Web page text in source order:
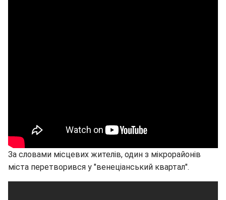
За словами місцевих жителів, один з мікрорайонів
міста перетворився у "венеціанський квартал".